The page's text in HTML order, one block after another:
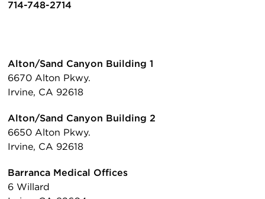
714-748-2714
Alton/Sand Canyon Building 1
6670 Alton Pkwy.
Irvine, CA 92618
Alton/Sand Canyon Building 2
6650 Alton Pkwy.
Irvine, CA 92618
Barranca Medical Offices
6 Willard